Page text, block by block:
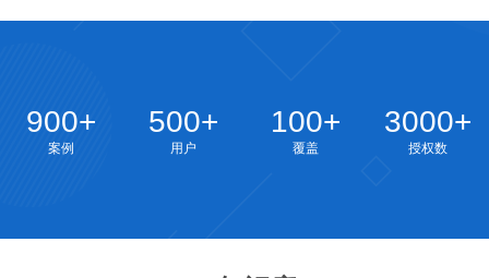
900+
案例
500+
用户
100+
覆盖
3000+
授权数